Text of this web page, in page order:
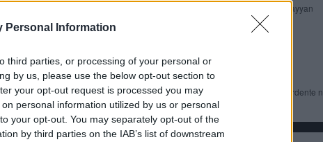
Personal Information
third parties, or processing of your personal or
by us, please use the below opt-out section to
your opt-out request is processed you may
personal information utilized by us or personal
your opt-out. You may separately opt-out of the
by third parties on the IAB’s list of downstream
Yasi Al-Rumayyan
Eddie Howe
Premier League:
FA Cup:
League Cup: Finalista perdente
FA Community Shield: